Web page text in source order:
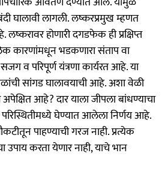
घालावी लागली. लष्करप्रमुख म्हणत
होणारी दगडफेक ही प्रक्षिप्त
कारणांमधून भडकणारा संताप वा
व परिपूर्ण यंत्रणा कार्यरत आहे. या
सांगड घालावयाची आहे. अशा वेळी
आहे? दार याला जीपला बांधण्याचा
परिस्थितीमध्ये घेण्यात आलेला निर्णय आहे.
पाहण्याची गरज नाही. प्रत्येक
करता येणार नाही, याचे भान